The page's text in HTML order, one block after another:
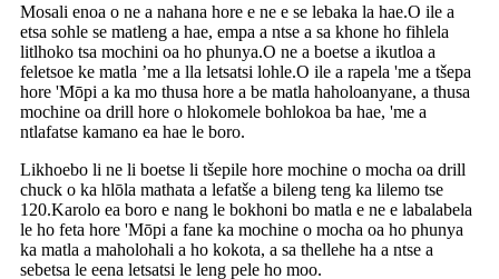
Mosali enoa o ne a nahana hore e ne e se lebaka la hae.O ile a
etsa sohle se matleng a hae, empa a ntse a sa khone ho fihlela
litlhoko tsa mochini oa ho phunya.O ne a boetse a ikutloa a
feletsoe ke matla ’me a lla letsatsi lohle.O ile a rapela 'me a tšepa
hore 'Mōpi a ka mo thusa hore a be matla haholoanyane, a thusa
mochine oa drill hore o hlokomele bohlokoa ba hae, 'me a
ntlafatse kamano ea hae le boro.
Likhoebo li ne li boetse li tšepile hore mochine o mocha oa drill
chuck o ka hlōla mathata a lefatše a bileng teng ka lilemo tse
120.Karolo ea boro e nang le bokhoni bo matla e ne e labalabela
le ho feta hore 'Mōpi a fane ka mochine o mocha oa ho phunya
ka matla a maholohali a ho kokota, a sa thellehe ha a ntse a
sebetsa le eena letsatsi le leng pele ho moo.